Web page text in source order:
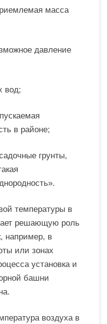
масса
давление
вод;
в районе;
грунты,
температуры в
решающую роль
например, в
или зонах
установка и
башни
воздуха в